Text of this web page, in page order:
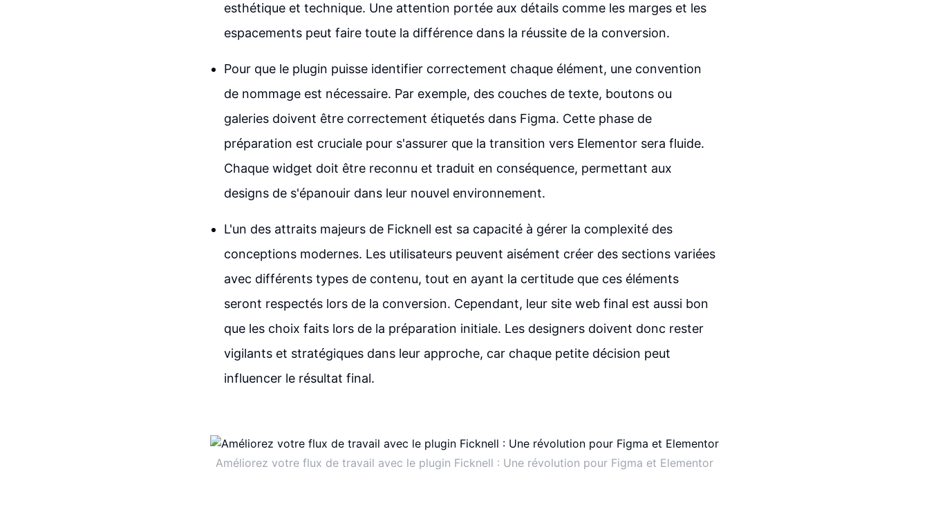
esthétique et technique. Une attention portée aux détails comme les marges et les
espacements peut faire toute la différence dans la réussite de la conversion.
Pour que le plugin puisse identifier correctement chaque élément, une convention
de nommage est nécessaire. Par exemple, des couches de texte, boutons ou
galeries doivent être correctement étiquetés dans Figma. Cette phase de
préparation est cruciale pour s'assurer que la transition vers Elementor sera fluide.
Chaque widget doit être reconnu et traduit en conséquence, permettant aux
designs de s'épanouir dans leur nouvel environnement.
L'un des attraits majeurs de Ficknell est sa capacité à gérer la complexité des
conceptions modernes. Les utilisateurs peuvent aisément créer des sections variées
avec différents types de contenu, tout en ayant la certitude que ces éléments
seront respectés lors de la conversion. Cependant, leur site web final est aussi bon
que les choix faits lors de la préparation initiale. Les designers doivent donc rester
vigilants et stratégiques dans leur approche, car chaque petite décision peut
influencer le résultat final.
Améliorez votre flux de travail avec le plugin Ficknell : Une révolution pour Figma et Elementor